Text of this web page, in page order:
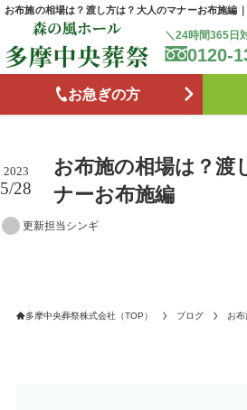
お布施の相場は？渡し方は？大人のマナーお布施編
＼24時間365日
0120-
お急ぎの方
お布施の相場は？渡
ナーお布施編
2023
5/28
更新担当シンギ
多摩中央葬祭株式会社（TOP） ブログ お